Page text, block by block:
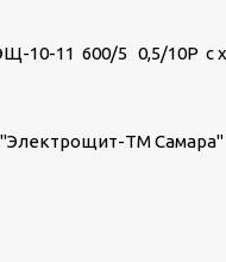
10-11 600/5 0,5/10Р с
ТМ Самара"